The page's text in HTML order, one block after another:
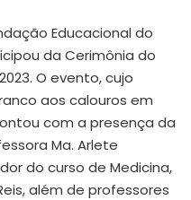
Educacional do
da Cerimônia do
O evento, cujo
aos calouros em
com a presença da
Ma. Arlete
do curso de Medicina,
além de professores